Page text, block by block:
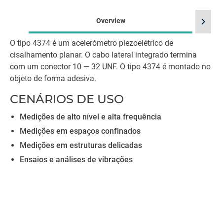
Overview
O tipo 4374 é um acelerómetro piezoelétrico de
cisalhamento planar. O cabo lateral integrado termina
com um conector 10 — 32 UNF. O tipo 4374 é montado no
objeto de forma adesiva.
CENÁRIOS DE USO
Medições de alto nível e alta frequência
Medições em espaços confinados
Medições em estruturas delicadas
Ensaios e análises de vibrações
chevron_right